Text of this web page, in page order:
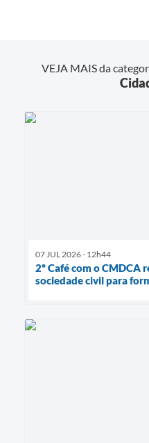
VEJA MAIS da
07 JUL 2026 - 12h44
2º Café com o CMDCA
sociedade civil para